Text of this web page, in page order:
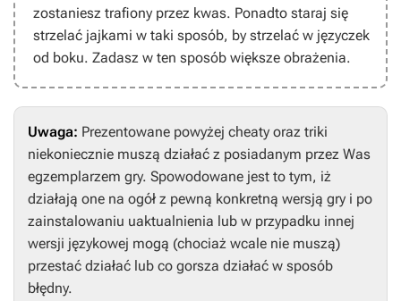
zostaniesz trafiony przez kwas. Ponadto staraj się
strzelać jajkami w taki sposób, by strzelać w języczek
od boku. Zadasz w ten sposób większe obrażenia.
Uwaga: Prezentowane powyżej cheaty oraz triki
niekoniecznie muszą działać z posiadanym przez Was
egzemplarzem gry. Spowodowane jest to tym, iż
działają one na ogół z pewną konkretną wersją gry i po
zainstalowaniu uaktualnienia lub w przypadku innej
wersji językowej mogą (chociaż wcale nie muszą)
przestać działać lub co gorsza działać w sposób
błędny.